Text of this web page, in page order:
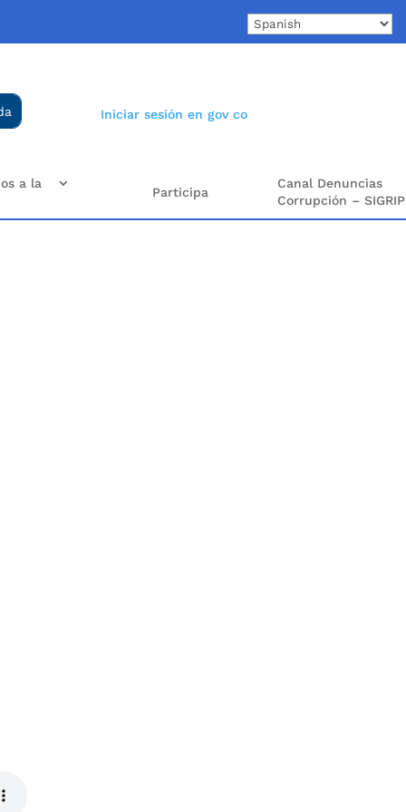
Iniciar sesión en gov co
a la
Participa
Canal Denuncias
Corrupción – SIGRIP